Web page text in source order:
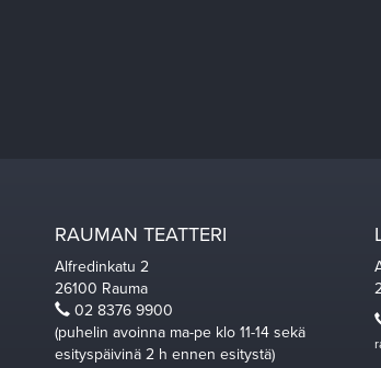
RAUMAN TEATTERI
Alfredinkatu 2
26100 Rauma
02 8376 9900
(puhelin avoinna ma-pe klo 11-14 sekä
esityspäivinä 2 h ennen esitystä)